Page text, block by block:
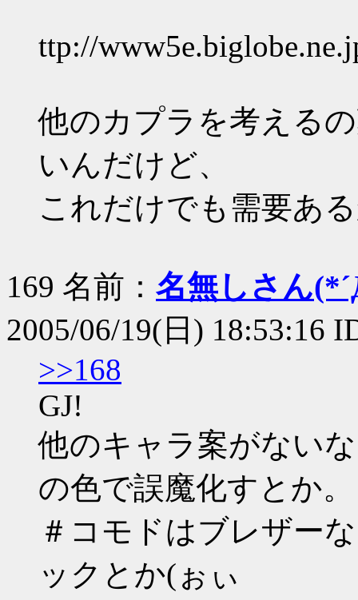
ttp://
他のカプラを考える
いんだけど、
これだけでも需要あ
169 名前： 名無しさん
2005/06/19(日) 18:53:16
>>168
GJ!
他のキャラ案がない
の色で誤魔化すとか。
＃コモドはブレザー
ックとか(ぉぃ